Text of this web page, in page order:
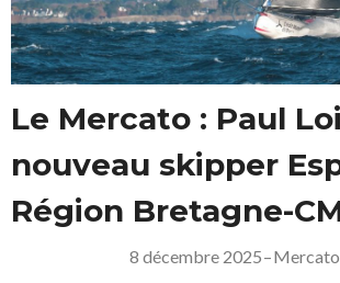
Le Mercato : Paul
nouveau skipper
Région Bretagne-
8 décembre 2025–Mercato